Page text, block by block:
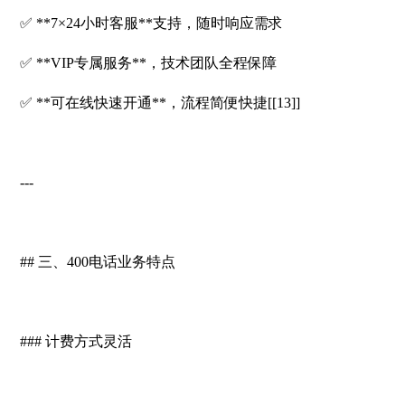
✅ **7×24小时客服**支持，随时响应需求
✅ **VIP专属服务**，技术团队全程保障
✅ **可在线快速开通**，流程简便快捷[[13]]
---
## 三、400电话业务特点
### 计费方式灵活